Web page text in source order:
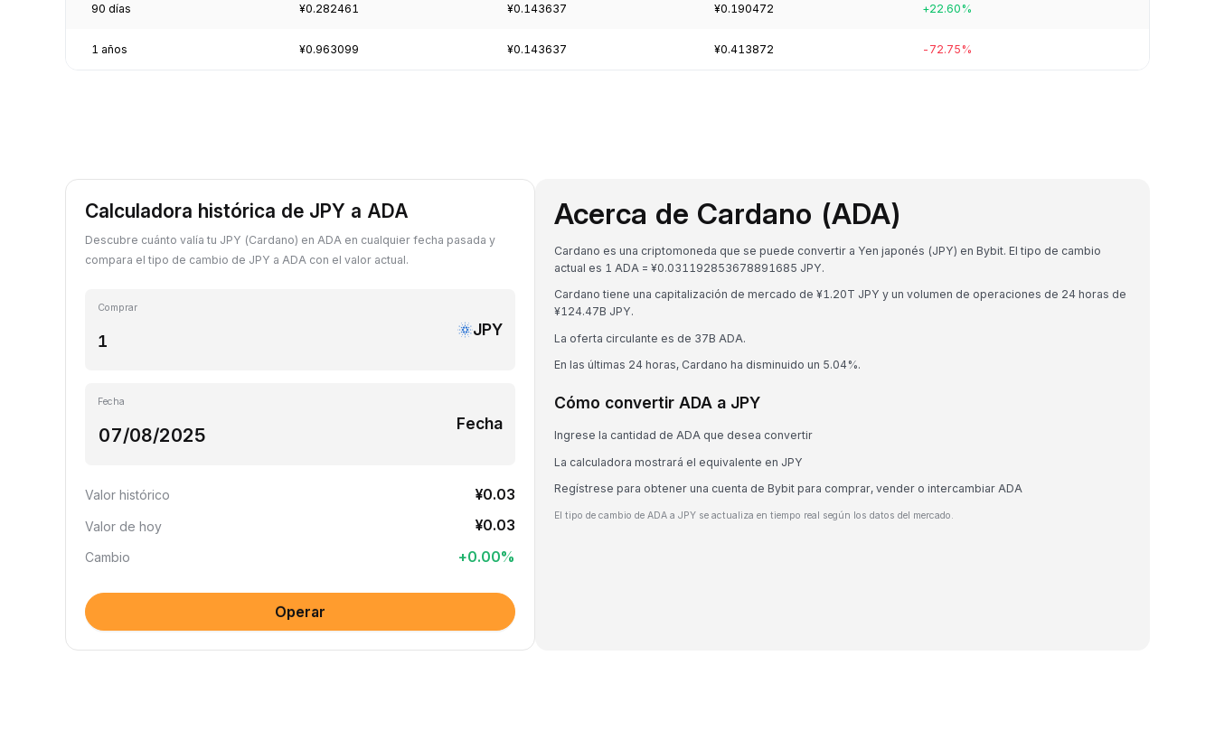
90 días ¥0.282461 ¥0.143637 ¥0.190472 +22.60%
1 años ¥0.963099 ¥0.143637 ¥0.413872 -72.75%
Calculadora histórica de JPY a ADA
Descubre cuánto valía tu JPY (Cardano) en ADA en cualquier fecha pasada y
compara el tipo de cambio de JPY a ADA con el valor actual.
Comprar
JPY
Fecha
Fecha
Valor histórico ¥0.03
Valor de hoy ¥0.03
Cambio +0.00%
Operar
Acerca de Cardano (ADA)
Cardano es una criptomoneda que se puede convertir a Yen japonés (JPY) en Bybit. El tipo de cambio
actual es 1 ADA = ¥0.031192853678891685 JPY.
Cardano tiene una capitalización de mercado de ¥1.20T JPY y un volumen de operaciones de 24 horas de
¥124.47B JPY.
La oferta circulante es de 37B ADA.
En las últimas 24 horas, Cardano ha disminuido un 5.04%.
Cómo convertir ADA a JPY
Ingrese la cantidad de ADA que desea convertir
La calculadora mostrará el equivalente en JPY
Regístrese para obtener una cuenta de Bybit para comprar, vender o intercambiar ADA
El tipo de cambio de ADA a JPY se actualiza en tiempo real según los datos del mercado.